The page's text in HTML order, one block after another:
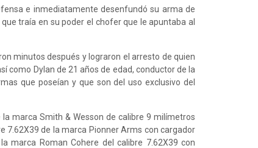
e inmediatamente desenfundó su arma de
traía en su poder el chofer que le apuntaba al
minutos después y lograron el arresto de quien
como Dylan de 21 años de edad, conductor de la
que poseían y que son del uso exclusivo del
marca Smith & Wesson de calibre 9 milímetros
7.62X39 de la marca Pionner Arms con cargador
marca Roman Cohere del calibre 7.62X39 con